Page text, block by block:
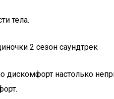
тела.
2 сезон саундтрек
настолько